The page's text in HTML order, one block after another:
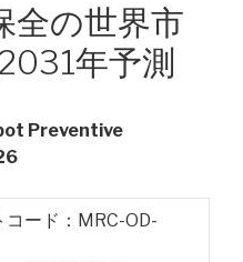
全の世界市
年予測
Preventive
コード：MRC-OD-